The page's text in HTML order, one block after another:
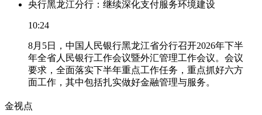
央行黑龙江分行：继续深化支付服务环境建设
10:24
8月5日，中国人民银行黑龙江省分行召开2026年下半
年全省人民银行工作会议暨外汇管理工作会议。会议
要求，全面落实下半年重点工作任务，重点抓好六方
面工作，其中包括扎实做好金融管理与服务。
金视点